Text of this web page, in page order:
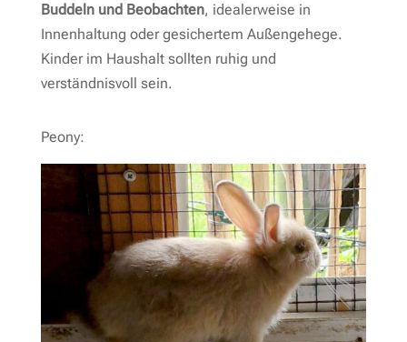
Buddeln und Beobachten, idealerweise in
Innenhaltung oder gesichertem Außengehege.
Kinder im Haushalt sollten ruhig und
verständnisvoll sein.
Peony: